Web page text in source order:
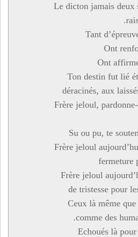
Le dicton jamais deux
Tant
Ont
Ont
Ton destin fut lié
déracinés, aux
Frère jeloul,
Su ou pu, te
Frère jeloul
fermeture
Frère jeloul
de tristesse pour
Ceux là même
comme des
Echoués là